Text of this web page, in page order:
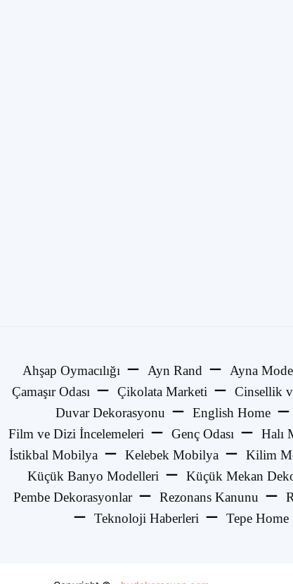
Ahşap Oymacılığı Ayn Rand Ayna
Çamaşır Odası
Çikolata Marketi Cinsellik
Duvar Dekorasyonu
English Home
Film ve Dizi İncelemeleri
Genç Odası Halı
İstikbal Mobilya
Kelebek Mobilya Kilim
Küçük Banyo Modelleri
Küçük Mekan
Pembe Dekorasyonlar
Rezonans Kanunu
Teknoloji Haberleri
Tepe Home